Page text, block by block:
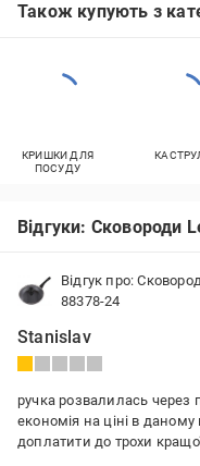
Також купують з
КРИШКИ ДЛЯ
ПОСУДУ
Відгуки: Сковороди
Відгук про:
88378-24
Stanislav
ручка розвалилась через
економія на ціні в
доплатити до трохи